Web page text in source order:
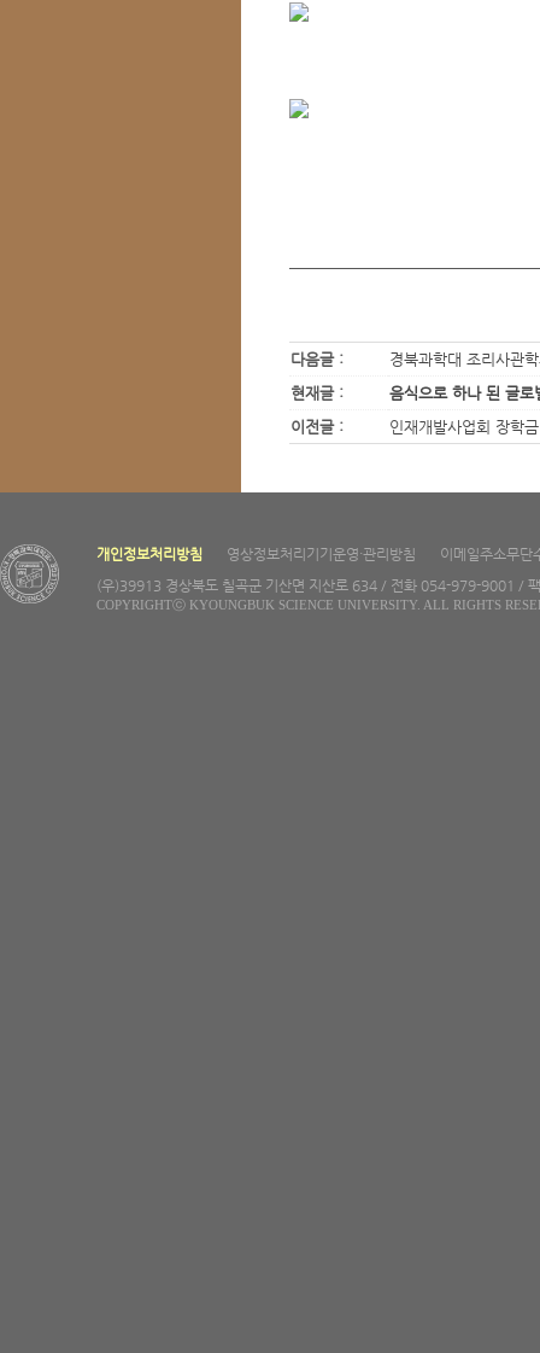
다음글 :
경북과학대 조리사관
현재글 :
음식으로 하나 된 글로
이전글 :
인재개발사업회 장학
개인정보처리방침 영상정보처리기기운영·관리방침
이메일주소무단
(우)39913 경상북도 칠곡군 기산면 지산로 634 / 전화 054-979-9001 /
COPYRIGHTⓒ KYOUNGBUK SCIENCE UNIVERSITY. ALL RIGHTS